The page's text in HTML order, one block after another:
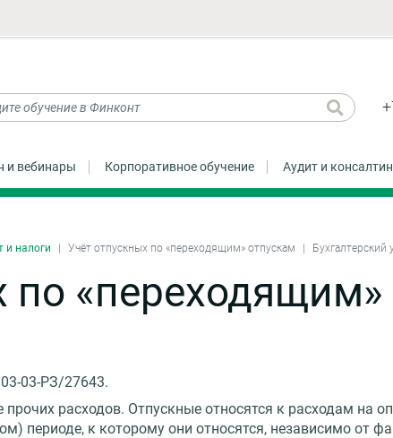
и вебинары Корпоративное обучение Аудит и
и налоги Учёт отпускных по «переходящим» отпускам Бухгалтерский
по «переходящим»
03-РЗ/27643.
расходов. Отпускные относятся к расходам на
периоде, к которому они относятся, независимо от